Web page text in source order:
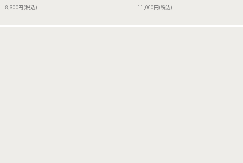
8,800円(税込) 11,000円(税込)